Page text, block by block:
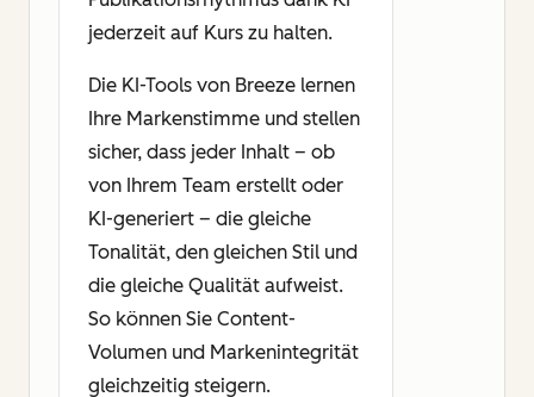
jederzeit auf Kurs zu halten.
Die KI-Tools von Breeze lernen
Ihre Markenstimme und stellen
sicher, dass jeder Inhalt – ob
von Ihrem Team erstellt oder
KI-generiert – die gleiche
Tonalität, den gleichen Stil und
die gleiche Qualität aufweist.
So können Sie Content-
Volumen und Markenintegrität
gleichzeitig steigern.